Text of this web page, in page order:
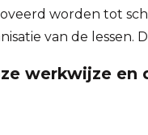
worden tot
van de
werkwijze en